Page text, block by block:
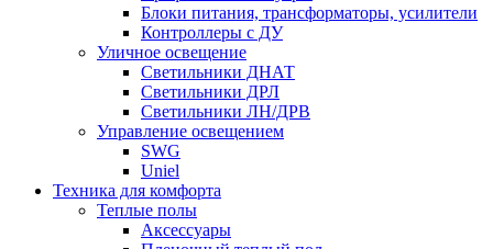
Блоки питания, трансформаторы, усилители
Контроллеры с ДУ
Уличное освещение
Светильники ДНАТ
Светильники ДРЛ
Светильники ЛН/ДРВ
Управление освещением
SWG
Uniel
Техника для комфорта
Теплые полы
Аксессуары